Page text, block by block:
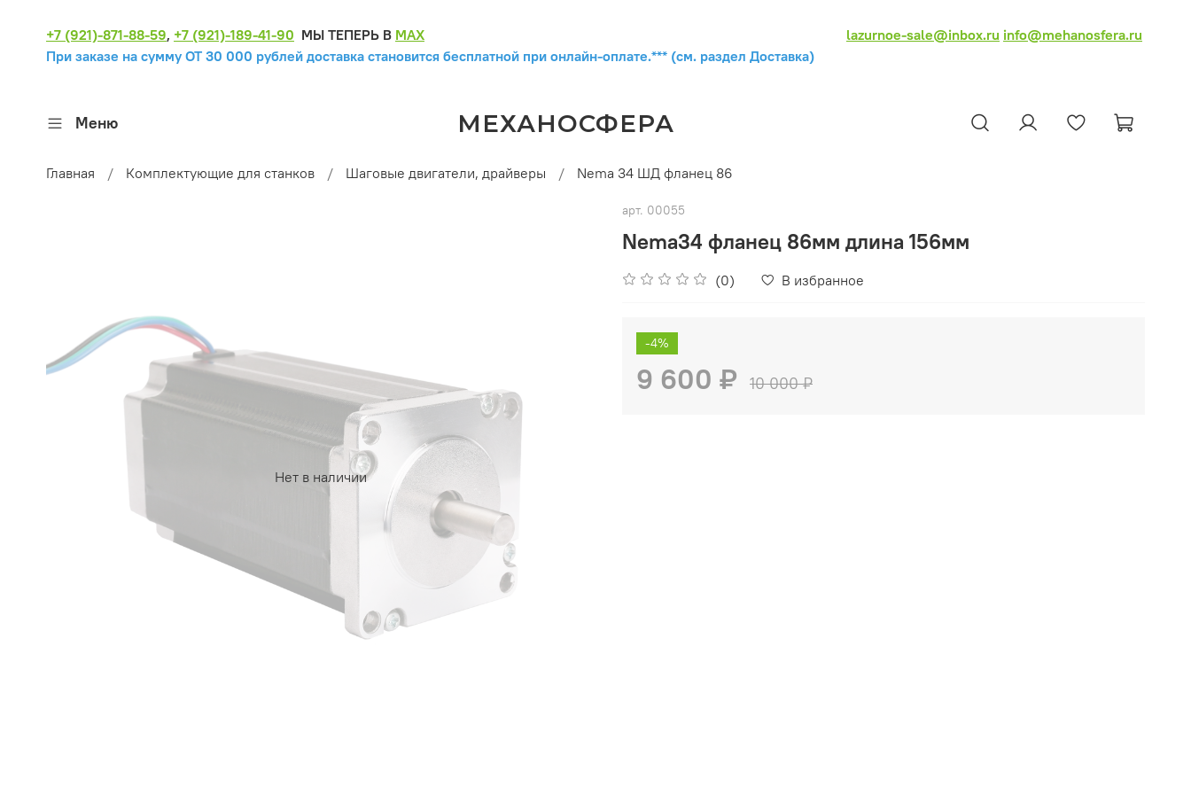
+7 (921)-871-88-59, +7 (921)-189-41-90 МЫ ТЕПЕРЬ В MAX lazurnoe-sale@inbox.ru info@mehanosfera.ru
При заказе на сумму ОТ 30 000 рублей доставка становится бесплатной при онлайн-оплате.*** (см. раздел Доставка)
Меню МЕХАНОСФЕРА
Главная Комплектующие для станков Шаговые двигатели, драйверы Nema 34 ШД фланец 86
Нет в наличии
арт. 00055
Nema34 фланец 86мм длина 156мм
(0) В избранное
-4%
9 600 ₽ 10 000 ₽